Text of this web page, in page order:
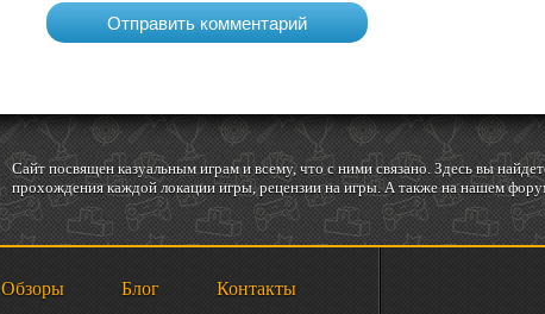
Cайт посвящен казуальным играм и всему, что с ними связано. Здесь вы
прохождения каждой локации игры, рецензии на игры. А также на нашем
Обзоры Блог Контакты